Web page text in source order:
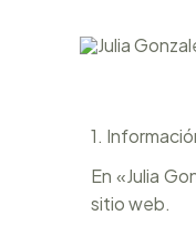
1.
En «Julia
sitio web.